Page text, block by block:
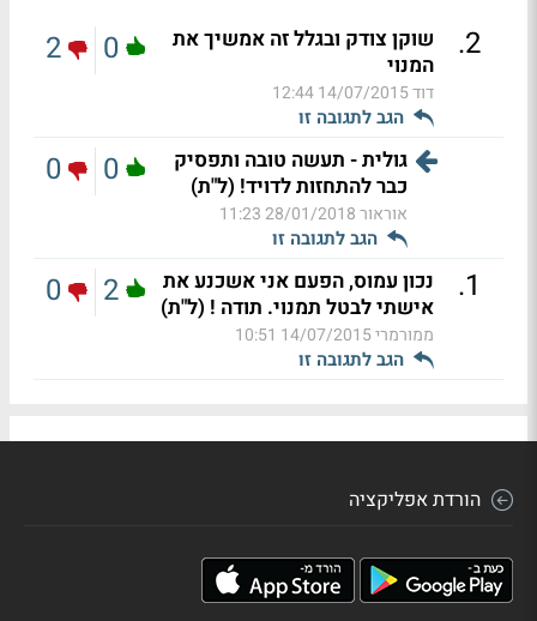
2
.
שוקן צודק ובגלל זה אמשיך את
המנוי
דוד14/07/2015 12:44
הגב לתגובה זו
0
2
גולית - תעשה טובה ותפסיק
כבר להתחזות לדויד! (ל"ת)
אוראור28/01/2018 11:23
הגב לתגובה זו
0
0
1
.
נכון עמוס, הפעם אני אשכנע את
אישתי לבטל תמנוי. תודה ! (ל"ת)
ממורמרי14/07/2015 10:51
הגב לתגובה זו
2
0
הורדת אפליקציה